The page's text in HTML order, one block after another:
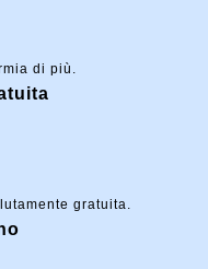
di più.
gratuita.